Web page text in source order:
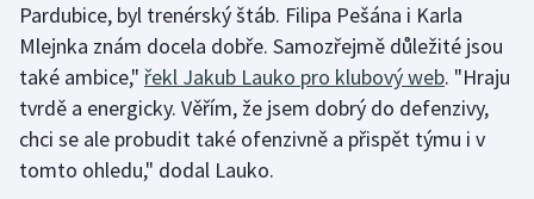
Judo
Krasobruslení
Lezení
Pardubice, byl trenérský štáb. Filipa Pešána i Karla
Mlejnka znám docela dobře. Samozřejmě důležité jsou
také ambice," řekl Jakub Lauko pro klubový web. "Hraju
tvrdě a energicky. Věřím, že jsem dobrý do defenzivy,
chci se ale probudit také ofenzivně a přispět týmu i v
tomto ohledu," dodal Lauko.